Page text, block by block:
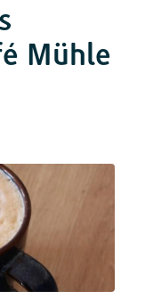
Mühle